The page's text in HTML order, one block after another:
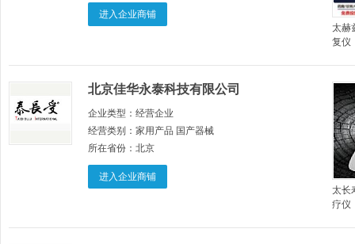
进入企业商铺
太赫
复仪
北京佳华永泰科技有限公司
企业类型： 经营企业
经营类别： 家用产品 国产器械
所在省份： 北京
进入企业商铺
太长
疗仪